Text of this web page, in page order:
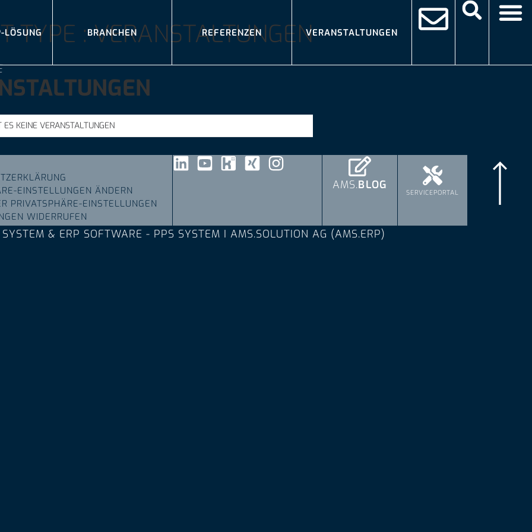
LÖSUNG BRANCHEN REFERENZEN VERANSTALTUNGEN
TYPE : VERANSTALTUNGEN
ES KEINE VERANSTALTUNGEN
EINSTELLUNGEN ÄNDERN
PRIVATSPHÄRE-EINSTELLUNGEN
WIDERRUFEN
AMS.BLOG
SERVICEPORTAL
& ERP SOFTWARE - PPS SYSTEM I AMS.SOLUTION AG (AMS.ERP)